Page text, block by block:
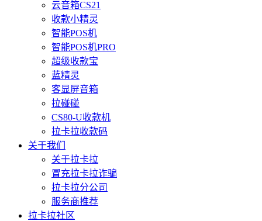
云音箱CS21
收款小精灵
智能POS机
智能POS机PRO
超级收款宝
蓝精灵
客显屏音箱
拉碰碰
CS80-U收款机
拉卡拉收款码
关于我们
关于拉卡拉
冒充拉卡拉诈骗
拉卡拉分公司
服务商推荐
拉卡拉社区